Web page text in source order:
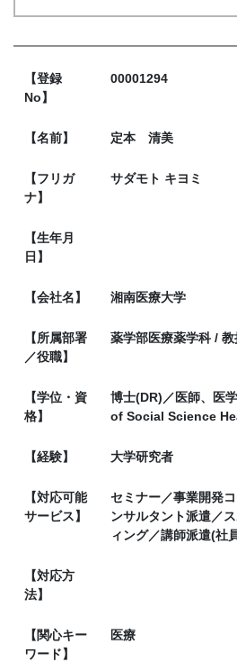
【登録
No】
00001294
【名前】 定本 清美
【フリガ
ナ】
サダモト キヨミ
【生年月
日】
【会社名】 湘南医療大学
【所属部署
／役職】
薬学部医療薬学科 / 教
【学位・資
格】
博士(DR)／医師、医
of Social Science
【経験】 大学研究者
【対応可能
サービス】
セミナー／事業開発
ンサルタント派遣／
ィング／講師派遣(社
【対応方
法】
【関心キー
ワード】
医療